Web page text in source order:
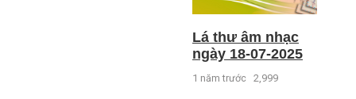
Lá thư âm nhạc
ngày 18-07-2025
1 năm trước 2,999